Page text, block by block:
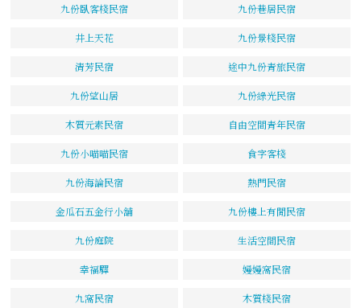
九份臥客棧民宿 九份巷居民宿
井上天花 九份景棧民宿
清芳民宿 途中九份青旅民宿
九份望山居 九份綠光民宿
木質元素民宿 自由空間青年民宿
九份小喵喵民宿 食字客棧
九份海論民宿 熱門民宿
金瓜石五金行小舖 九份樓上有閒民宿
九份庭院 生活空間民宿
幸福驛 嫚嫚窩民宿
九窩民宿 木質棧民宿